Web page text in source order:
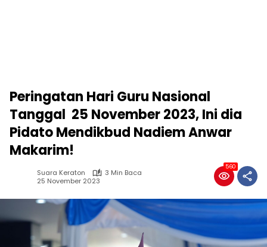
Peringatan Hari Guru Nasional
Tanggal 25 November 2023, Ini dia
Pidato Mendikbud Nadiem Anwar
Makarim!
Suara Keraton
3 Min Baca
25 November 2023
560